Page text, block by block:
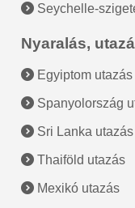
Seychelle-
Nyaralás,
Egyiptom utazás
Spanyolország
Sri Lanka utazás
Thaiföld utazás
Mexikó utazás